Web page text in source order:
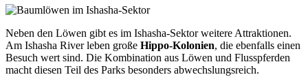
Neben den Löwen gibt es im Ishasha-Sektor weitere Attraktionen.
Am Ishasha River leben große Hippo-Kolonien, die ebenfalls einen
Besuch wert sind. Die Kombination aus Löwen und Flusspferden
macht diesen Teil des Parks besonders abwechslungsreich.